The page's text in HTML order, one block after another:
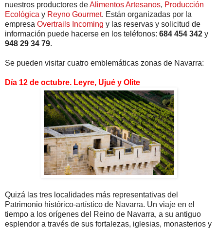
nuestros productores deAlimentos Artesanos, Producción
Ecológica y Reyno Gourmet. Están organizadas por la
empresa Overtrails Incoming y las reservas y solicitud de
información puede hacerse en los teléfonos: 684 454 342 y
948 29 34 79.
Se pueden visitar cuatro emblemáticas zonas de Navarra:
Día 12 de octubre. Leyre, Ujué y Olite
Quizá las tres localidades más representativas del
Patrimonio histórico-artístico de Navarra. Un viaje en el
tiempo a los orígenes del Reino de Navarra, a su antiguo
esplendor a través de sus fortalezas, iglesias, monasterios y